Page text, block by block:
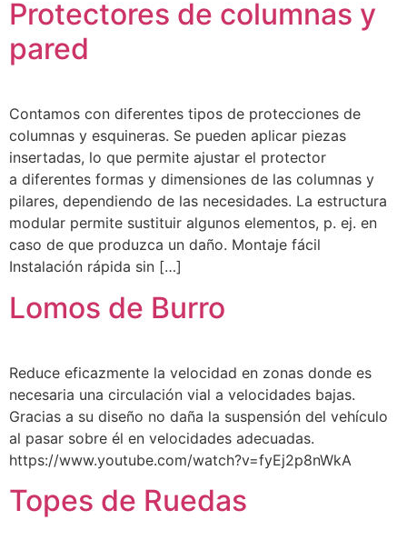
Protectores de columnas y
pared
Contamos con diferentes tipos de protecciones de
columnas y esquineras. Se pueden aplicar piezas
insertadas, lo que permite ajustar el protector
a diferentes formas y dimensiones de las columnas y
pilares, dependiendo de las necesidades. La estructura
modular permite sustituir algunos elementos, p. ej. en
caso de que produzca un daño. Montaje fácil
Instalación rápida sin […]
Lomos de Burro
Reduce eficazmente la velocidad en zonas donde es
necesaria una circulación vial a velocidades bajas.
Gracias a su diseño no daña la suspensión del vehículo
al pasar sobre él en velocidades adecuadas.
https://www.youtube.com/watch?v=fyEj2p8nWkA
Topes de Ruedas